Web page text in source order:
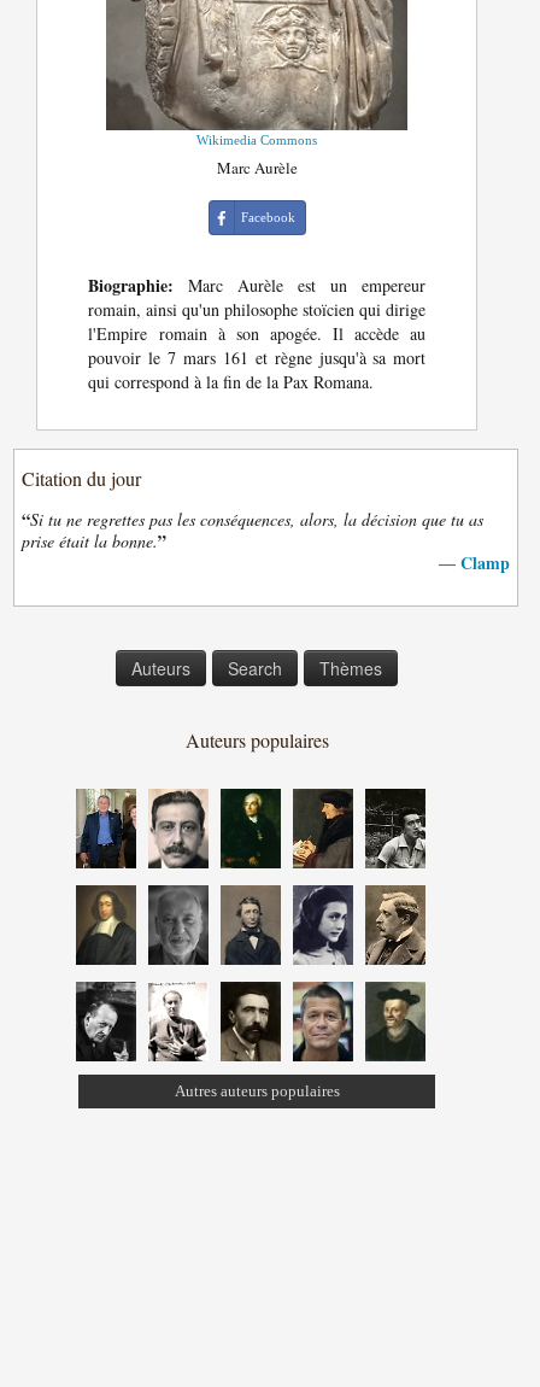
Wikimedia Commons
Marc Aurèle
Facebook
Biographie: Marc Aurèle est un empereur
romain, ainsi qu'un philosophe stoïcien qui dirige
l'Empire romain à son apogée. Il accède au
pouvoir le 7 mars 161 et règne jusqu'à sa mort
qui correspond à la fin de la Pax Romana.
Citation du jour
“Si tu ne regrettes pas les conséquences, alors, la décision que tu as
prise était la bonne.”
— Clamp
Auteurs Search Thèmes
Auteurs populaires
Autres auteurs populaires